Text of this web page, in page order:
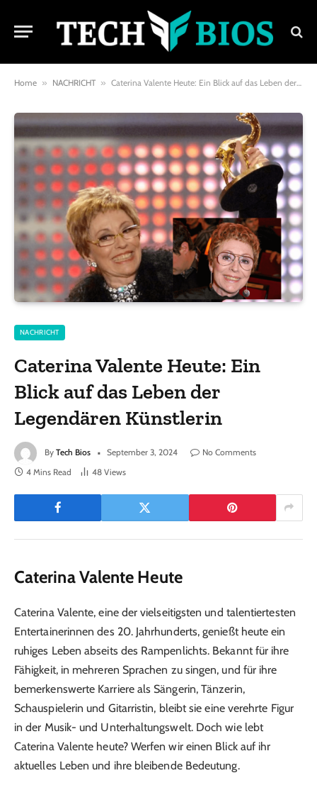
Home » NACHRICHT » Caterina Valente Heute: Ein Blick auf das Leben der Legendären Künstlerin
NACHRICHT
Caterina Valente Heute: Ein
Blick auf das Leben der
Legendären Künstlerin
By Tech Bios September 3, 2024
No Comments
4 Mins Read
48 Views
Caterina Valente Heute
Caterina Valente, eine der vielseitigsten und talentiertesten
Entertainerinnen des 20. Jahrhunderts, genießt heute ein
ruhiges Leben abseits des Rampenlichts. Bekannt für ihre
Fähigkeit, in mehreren Sprachen zu singen, und für ihre
bemerkenswerte Karriere als Sängerin, Tänzerin,
Schauspielerin und Gitarristin, bleibt sie eine verehrte Figur
in der Musik- und Unterhaltungswelt. Doch wie lebt
Caterina Valente heute? Werfen wir einen Blick auf ihr
aktuelles Leben und ihre bleibende Bedeutung.